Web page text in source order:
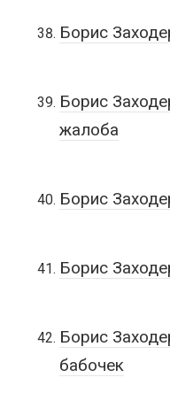
Борис
Борис
жалоба
Борис
Борис
Борис
бабочек